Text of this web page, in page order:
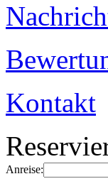
Kontakt
Anreise: